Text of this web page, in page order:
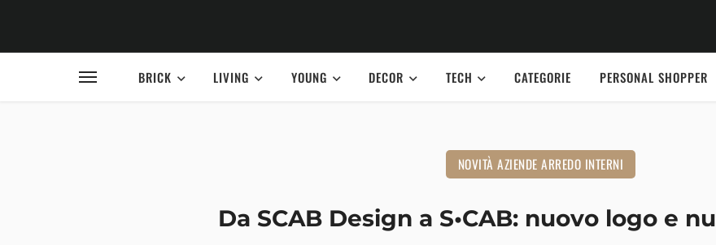
BRICK LIVING YOUNG DECOR TECH CATEGORIE PERSONAL SHOPPER
NOVITÀ AZIENDE ARREDO INTERNI
Da SCAB Design a S•CAB: nuovo logo e